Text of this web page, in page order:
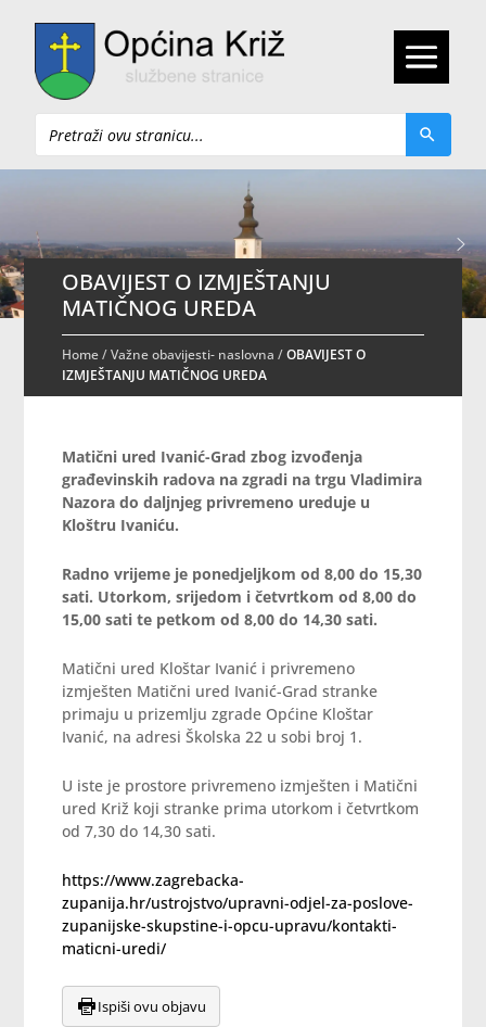
Pretraži
OBAVIJEST O IZMJEŠTANJU
MATIČNOG UREDA
Home/Važne obavijesti- naslovna /OBAVIJEST O
IZMJEŠTANJU MATIČNOG UREDA
Matični ured Ivanić-Grad zbog izvođenja
građevinskih radova na zgradi na trgu Vladimira
Nazora do daljnjeg privremeno ureduje u
Kloštru Ivaniću.
Radno vrijeme je ponedjeljkom od 8,00 do 15,30
sati. Utorkom, srijedom i četvrtkom od 8,00 do
15,00 sati te petkom od 8,00 do 14,30 sati.
Matični ured Kloštar Ivanić i privremeno
izmješten Matični ured Ivanić-Grad stranke
primaju u prizemlju zgrade Općine Kloštar
Ivanić, na adresi Školska 22 u sobi broj 1.
U iste je prostore privremeno izmješten i Matični
ured Križ koji stranke prima utorkom i četvrtkom
od 7,30 do 14,30 sati.
https://www.zagrebacka-
zupanija.hr/ustrojstvo/upravni-odjel-za-poslove-
zupanijske-skupstine-i-opcu-upravu/kontakti-
maticni-uredi/
Ispiši ovu objavu